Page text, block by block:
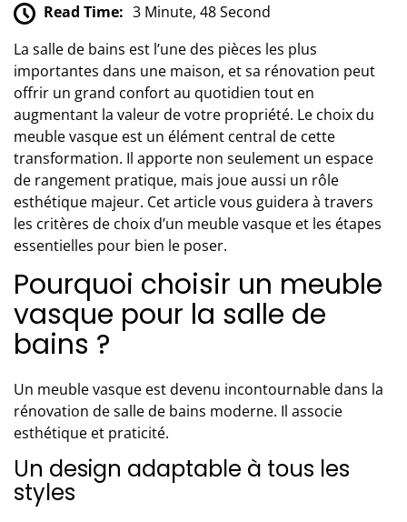
Read Time: 3 Minute, 48 Second
La salle de bains est l’une des pièces les plus
importantes dans une maison, et sa rénovation peut
offrir un grand confort au quotidien tout en
augmentant la valeur de votre propriété. Le choix du
meuble vasque est un élément central de cette
transformation. Il apporte non seulement un espace
de rangement pratique, mais joue aussi un rôle
esthétique majeur. Cet article vous guidera à travers
les critères de choix d’un meuble vasque et les étapes
essentielles pour bien le poser.
Pourquoi choisir un meuble
vasque pour la salle de
bains ?
Un meuble vasque est devenu incontournable dans la
rénovation de salle de bains moderne. Il associe
esthétique et praticité.
Un design adaptable à tous les
styles